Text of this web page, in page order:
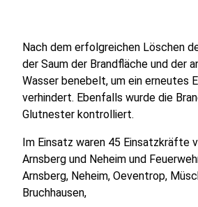
Nach dem erfolgreichen Löschen
der Saum der Brandfläche und der
Wasser benebelt, um ein erneutes
verhindert. Ebenfalls wurde die
Glutnester kontrolliert.
Im Einsatz waren 45 Einsatzkräfte
Arnsberg und Neheim und
Arnsberg, Neheim, Oeventrop,
Bruchhausen,